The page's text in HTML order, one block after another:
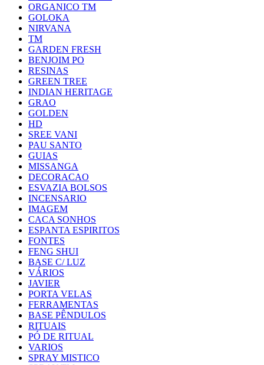
ORGANICO TM
GOLOKA
NIRVANA
TM
GARDEN FRESH
BENJOIM PO
RESINAS
GREEN TREE
INDIAN HERITAGE
GRAO
GOLDEN
HD
SREE VANI
PAU SANTO
GUIAS
MISSANGA
DECORACAO
ESVAZIA BOLSOS
INCENSARIO
IMAGEM
CACA SONHOS
ESPANTA ESPIRITOS
FONTES
FENG SHUI
BASE C/ LUZ
VÁRIOS
JAVIER
PORTA VELAS
FERRAMENTAS
BASE PÊNDULOS
RITUAIS
PÓ DE RITUAL
VARIOS
SPRAY MISTICO